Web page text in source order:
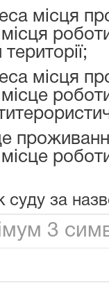
місця
місця
суду за